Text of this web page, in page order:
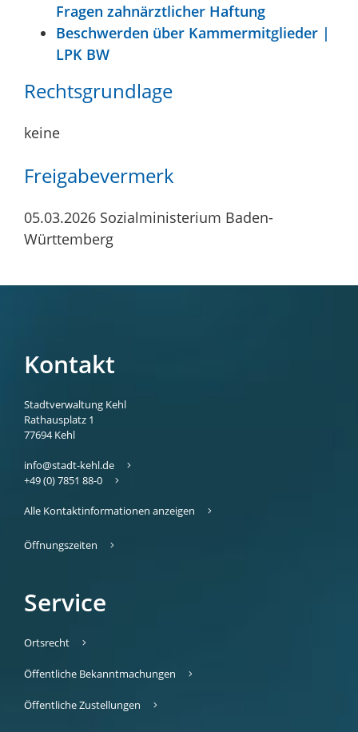
Fragen zahnärztlicher Haftung
Beschwerden über Kammermitglieder |
LPK BW
Rechtsgrundlage
keine
Freigabevermerk
05.03.2026 Sozialministerium Baden-
Württemberg
Kontakt
Stadtverwaltung Kehl
Rathausplatz 1
77694 Kehl
info@stadt-kehl.de
+49 (0) 7851 88-0
Alle Kontaktinformationen anzeigen
Öffnungszeiten
Service
Ortsrecht
Öffentliche Bekanntmachungen
Öffentliche Zustellungen